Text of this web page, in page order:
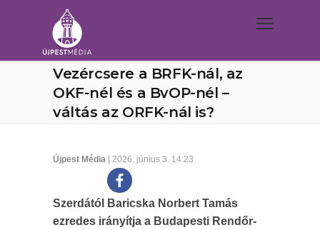
Vezércsere a BRFK-nál, az
OKF-nél és a BvOP-nél –
váltás az ORFK-nál is?
Újpest Média | 2026. június 3. 14:23
Szerdától Baricska Norbert Tamás
ezredes irányítja a Budapesti Rendőr-